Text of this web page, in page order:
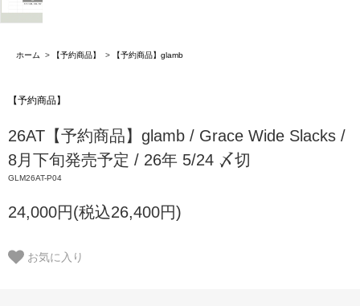
ホーム > 【予約商品】 > 【予約商品】glamb
【予約商品】
26AT【予約商品】glamb / Grace Wide Slacks /
8月下旬発売予定 / 26年 5/24 〆切
GLM26AT-P04
24,000円(税込26,400円)
お気に入り